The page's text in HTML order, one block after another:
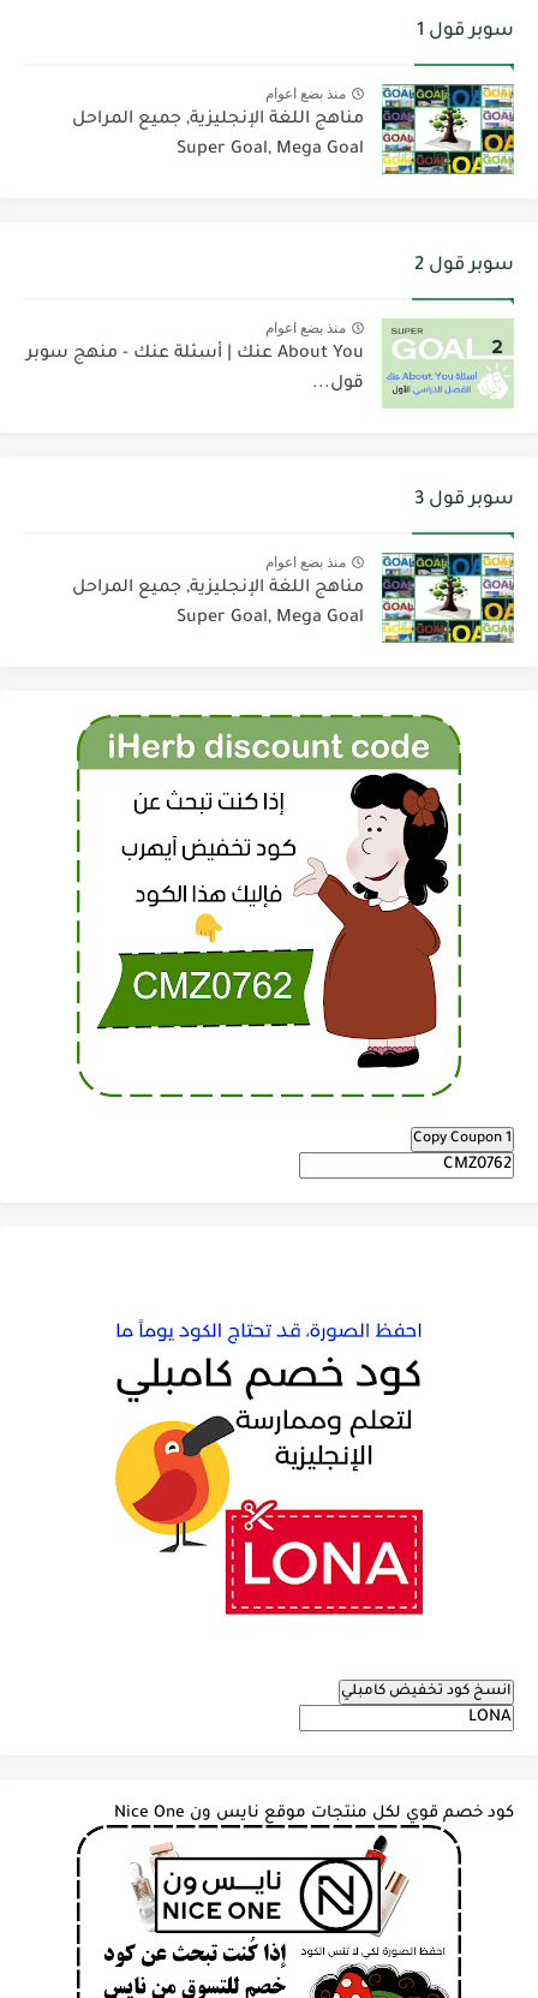
سوبر قول 1
منذ بضع اعوام
مناهج اللغة الإنجليزية, جميع المراحل
Super Goal, Mega Goal
سوبر قول 2
منذ بضع اعوام
About You عنك | أسئلة عنك - منهج سوبر
قول...
سوبر قول 3
منذ بضع اعوام
مناهج اللغة الإنجليزية, جميع المراحل
Super Goal, Mega Goal
Copy Coupon 1
انسخ كود تخفيض كامبلي
كود خصم قوي لكل منتجات موقع نايس ون Nice One